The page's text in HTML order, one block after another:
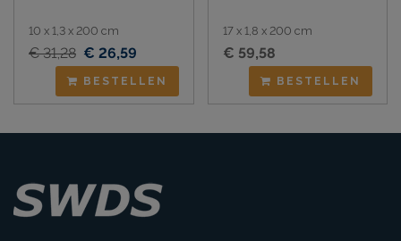
10 x 1,3 x 200 cm
€ 31,28 € 26,59
BESTELLEN
17 x 1,8 x 200 cm
€ 59,58
BESTELLEN